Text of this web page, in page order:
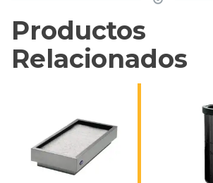
Productos
Relacionados